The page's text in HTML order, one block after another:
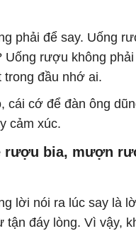
phải để say. Uống
Uống rượu không
đầu nhớ ai.
cái cớ để đàn ông
cảm xúc.
rượu bia, mượn
lời nói ra lúc say là
tận đáy lòng. Vì vậy,